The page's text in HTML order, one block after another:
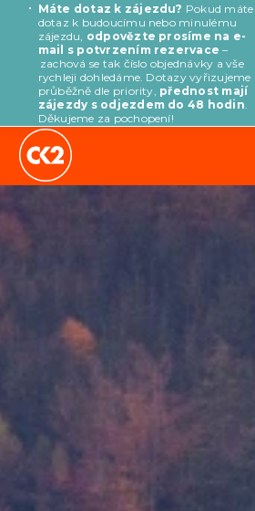
Máte dotaz k zájezdu? Pokud máte
dotaz k budoucímu nebo minulému
zájezdu, odpovězte prosíme na e-
mail s potvrzením rezervace –
zachová se tak číslo objednávky a vše
rychleji dohledáme. Dotazy vyřizujeme
průběžně dle priority, přednost mají
zájezdy s odjezdem do 48 hodin
Děkujeme za pochopení!